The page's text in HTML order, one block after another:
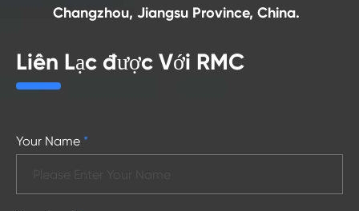
Changzhou, Jiangsu Province, China.
Liên Lạc được Với RMC
Your Name *